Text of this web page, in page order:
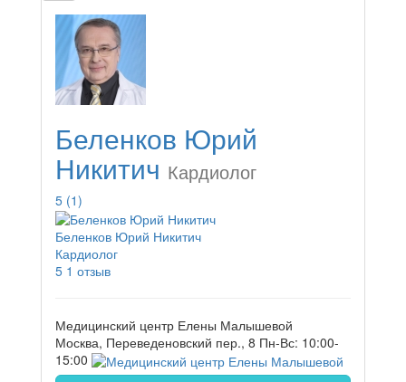
Беленков Юрий
Никитич Кардиолог
5 (1)
Беленков Юрий Никитич
Кардиолог
5 1 отзыв
Медицинский центр Елены Малышевой
Москва, Переведеновский пер., 8 Пн-Вс: 10:00-
15:00